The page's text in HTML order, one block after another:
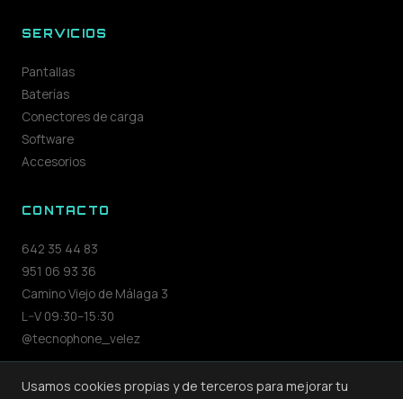
SERVICIOS
Pantallas
Baterías
Conectores de carga
Software
Accesorios
CONTACTO
642 35 44 83
951 06 93 36
Camino Viejo de Málaga 3
L–V 09:30–15:30
@tecnophone_velez
Usamos cookies propias y de terceros para mejorar tu